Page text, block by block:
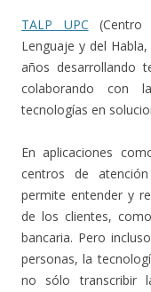
TALP UPC (Centro
Lenguaje y del
años desarrollando
colaborando con
tecnologías en
En aplicaciones
centros de
permite entender y
de los clientes,
bancaria. Pero
personas, la
no sólo transcribir